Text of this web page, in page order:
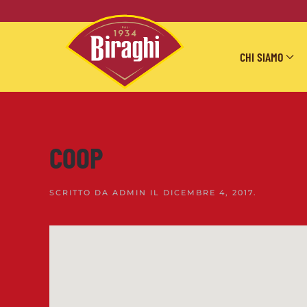
Skip to main content
CHI SIAMO
COOP
SCRITTO DA ADMIN IL DICEMBRE 4, 2017.